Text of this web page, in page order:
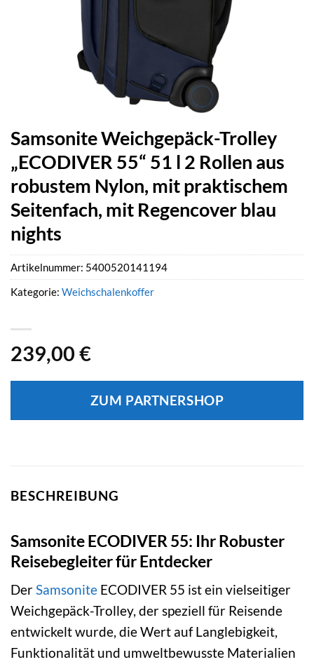
Samsonite Weichgepäck-Trolley
„ECODIVER 55“ 51 l 2 Rollen aus
robustem Nylon, mit praktischem
Seitenfach, mit Regencover blau
nights
239,00 €
ZUM PARTNERSHOP
Artikelnummer: 5400520141194
Kategorie: Weichschalenkoffer
BESCHREIBUNG
Samsonite ECODIVER 55: Ihr Robuster
Reisebegleiter für Entdecker
DerSamsonite ECODIVER 55 ist ein vielseitiger
Weichgepäck-Trolley, der speziell für Reisende
entwickelt wurde, die Wert auf Langlebigkeit,
Funktionalität und umweltbewusste Materialien